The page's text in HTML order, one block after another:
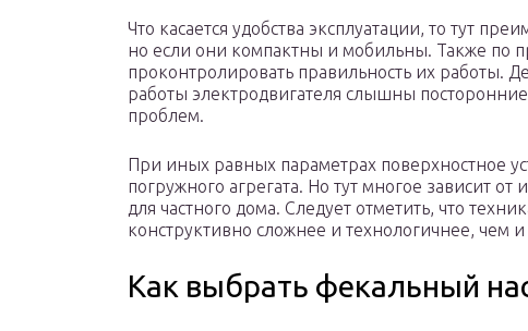
Что касается удобства эксплуатации, то тут
но если они компактны и мобильны. Также по
проконтролировать правильность их работы.
работы электродвигателя слышны
проблем.
При иных равных параметрах поверхностное
погружного агрегата. Но тут многое зависит
для частного дома. Следует отметить, что
конструктивно сложнее и технологичнее, чем
Как выбрать фекальный